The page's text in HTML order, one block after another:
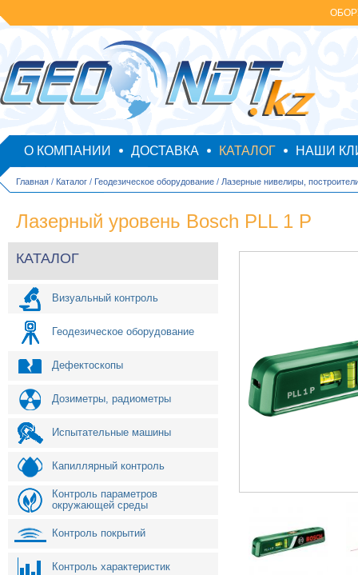
О КОМПАНИИ ДОСТАВКА КАТАЛОГ НАШИ
Главная / Каталог / Геодезическое оборудование / Лазерные нивелиры,
Лазерный уровень Bosch PLL 1 P
КАТАЛОГ
Визуальный контроль
Геодезическое оборудование
Дефектоскопы
Дозиметры, радиометры
Испытательные машины
Капиллярный контроль
Контроль параметров
окружающей среды
Контроль покрытий
Контроль характеристик